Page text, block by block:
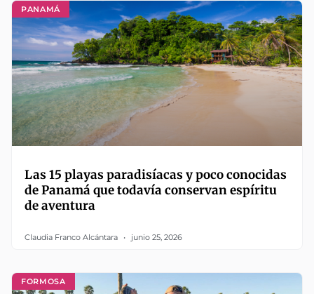
PANAMÁ
Las 15 playas paradisíacas y poco conocidas
de Panamá que todavía conservan espíritu
de aventura
Claudia Franco Alcántara junio 25, 2026
FORMOSA